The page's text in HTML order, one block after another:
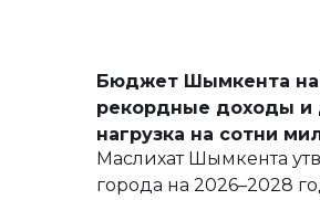
Бюджет Шымкента на
рекордные доходы и
нагрузка на сотни
Маслихат Шымкента
города на 2026–2028